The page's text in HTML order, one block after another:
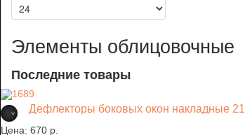
Элементы облицовочные
Последние товары
Дефлекторы боковых окон накладные
Цена: 670 p.